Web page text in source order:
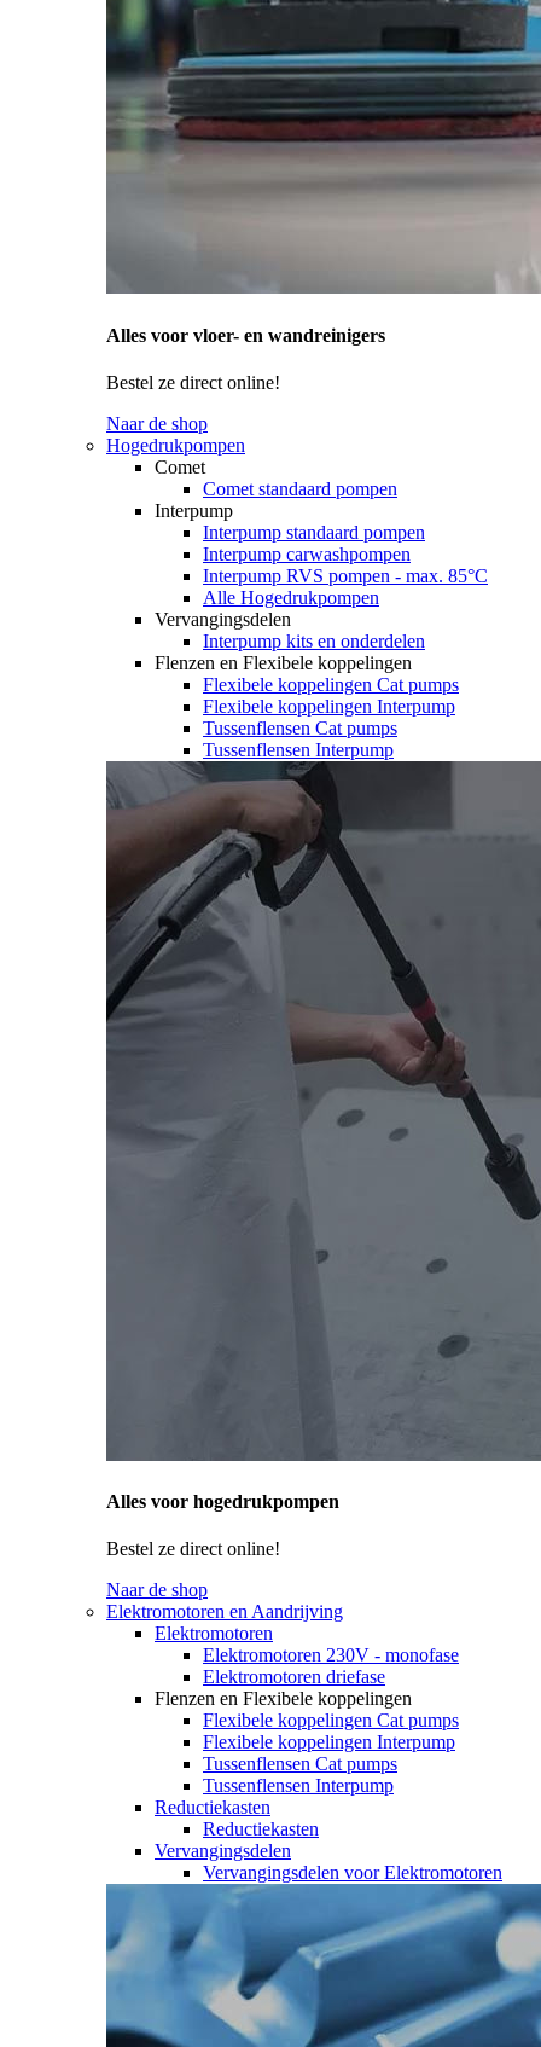
Alles voor vloer- en wandreinigers
Bestel ze direct online!
Naar de shop
Hogedrukpompen
Comet
Comet standaard pompen
Interpump
Interpump standaard pompen
Interpump carwashpompen
Interpump RVS pompen - max. 85°C
Alle Hogedrukpompen
Vervangingsdelen
Interpump kits en onderdelen
Flenzen en Flexibele koppelingen
Flexibele koppelingen Cat pumps
Flexibele koppelingen Interpump
Tussenflensen Cat pumps
Tussenflensen Interpump
Alles voor hogedrukpompen
Bestel ze direct online!
Naar de shop
Elektromotoren en Aandrijving
Elektromotoren
Elektromotoren 230V - monofase
Elektromotoren driefase
Flenzen en Flexibele koppelingen
Flexibele koppelingen Cat pumps
Flexibele koppelingen Interpump
Tussenflensen Cat pumps
Tussenflensen Interpump
Reductiekasten
Reductiekasten
Vervangingsdelen
Vervangingsdelen voor Elektromotoren